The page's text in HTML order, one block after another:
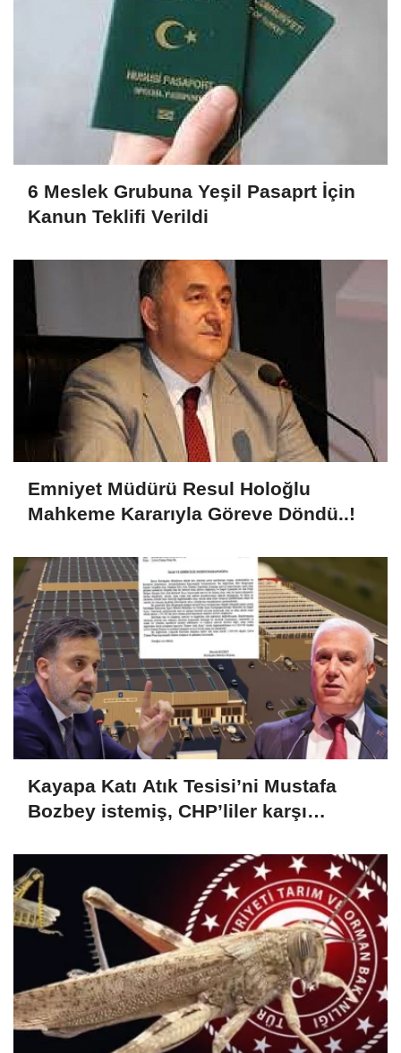
6 Meslek Grubuna Yeşil Pasaprt İçin
Kanun Teklifi Verildi
Emniyet Müdürü Resul Holoğlu
Mahkeme Kararıyla Göreve Döndü..!
Kayapa Katı Atık Tesisi’ni Mustafa
Bozbey istemiş, CHP’liler karşı